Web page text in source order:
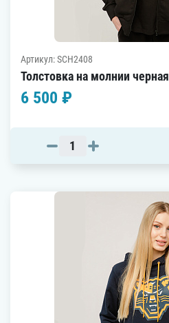
Артикул: SCH2408
Толстовка на молнии черная
6 500 ₽